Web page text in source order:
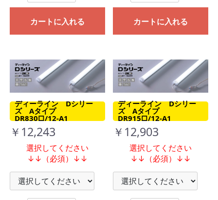
カートに入れる カートに入れる
ディーライン Dシリー
ズ Aタイプ
DR830□/12-A1
￥12,243
選択してください
↓↓（必須）↓↓
ディーライン Dシリー
ズ Aタイプ
DR915□/12-A1
￥12,903
選択してください
↓↓（必須）↓↓